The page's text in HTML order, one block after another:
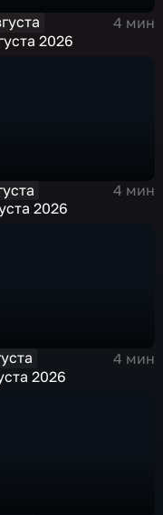
4 мин
2026
4 мин
2026
4 мин
2026